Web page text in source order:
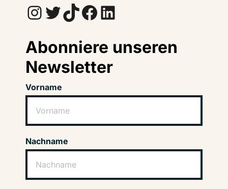
InstagramTwitter TikTok Facebook LinkedIn
Abonniere unseren
Newsletter
Vorname
Nachname